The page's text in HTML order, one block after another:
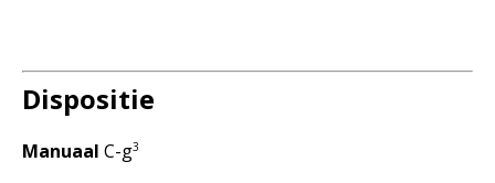
Dispositie
Manuaal C-g3